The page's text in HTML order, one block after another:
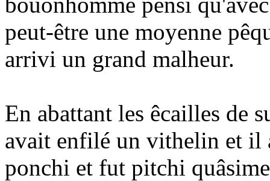
peut-être une moyenne
arrivi un grand malheur.
En abattant les êcailles de
avait enfilé un vithelin et il
ponchi et fut pitchi